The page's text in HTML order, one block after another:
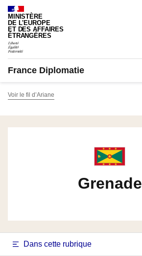
Panneau de gestion des cookies
MINISTÈRE
DE L'EUROPE
ET DES AFFAIRES
ÉTRANGÈRES
France Diplomatie
Voir le fil d’Ariane
Grenade
Navigation
Dans cette rubrique